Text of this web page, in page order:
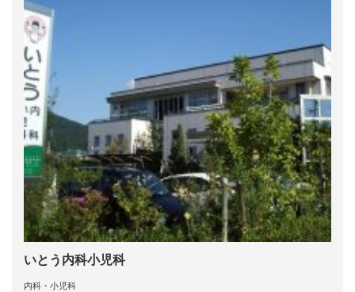
いとう内科小児科
内科・小児科